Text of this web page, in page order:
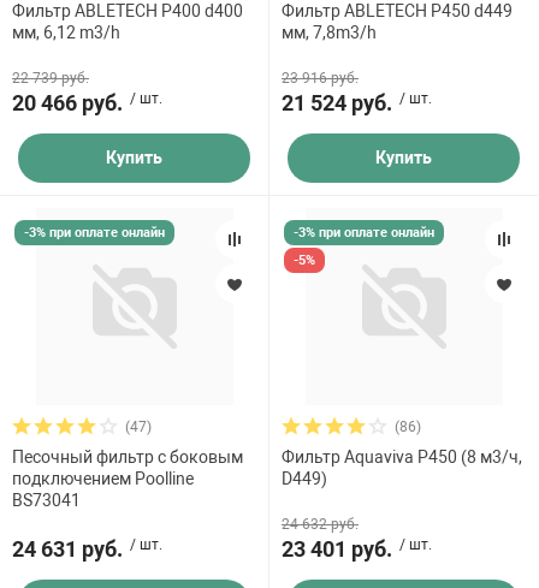
Пруды
Загрузка песка, кг
Фильтр ABLETECH P400 d400
мм, 6,12 m3/h
22 739 руб.
20 466 руб. / шт.
Купить
Фильтр ABLETECH P450 d449
мм, 7,8m3/h
23 916 руб.
21 524 руб. / шт.
Купить
-3% при оплате онлайн
(47)
Песочный фильтр с боковым
подключением Poolline
BS73041
24 631 руб. / шт.
-3% при оплате онлайн
-5%
(86)
Фильтр Aquaviva P450 (8 м3/ч,
D449)
24 632 руб.
23 401 руб. / шт.